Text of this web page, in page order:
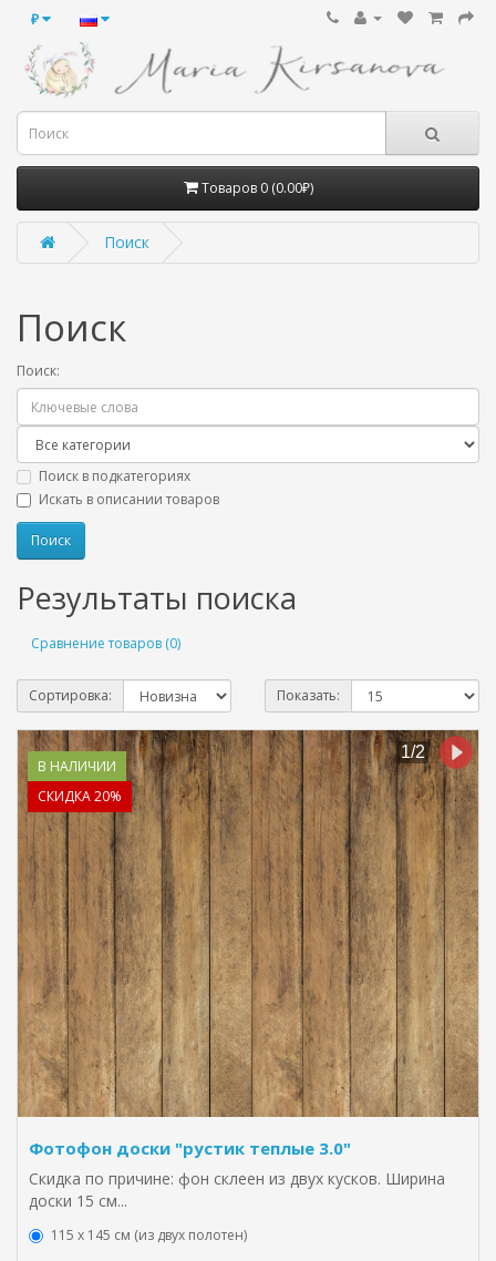
₽
Товаров 0 (0.00₽)
Поиск
Поиск
Поиск:
Поиск в подкатегориях
Искать в описании товаров
Результаты поиска
Сравнение товаров (0)
Сортировка: Показать:
В НАЛИЧИИ
СКИДКА 20%
Фотофон доски "рустик теплые 3.0"
Скидка по причине: фон склеен из двух кусков. Ширина
доски 15 см...
115 х 145 см (из двух полотен)